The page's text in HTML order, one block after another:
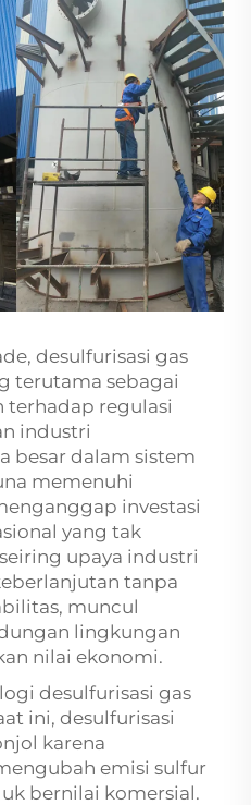
desulfurisasi gas
terutama sebagai
terhadap regulasi
industri
besar dalam sistem
memenuhi
investasi
yang tak
upaya industri
tanpa
muncul
lingkungan
nilai ekonomi.
desulfurisasi gas
ini, desulfurisasi
karena
emisi sulfur
bernilai komersial.